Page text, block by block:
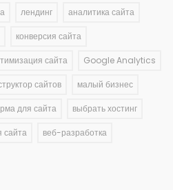
лендинг аналитика сайта
конверсия сайта
сайта Google Analytics
сайтов малый бизнес
для сайта выбрать хостинг
сайта веб-разработка